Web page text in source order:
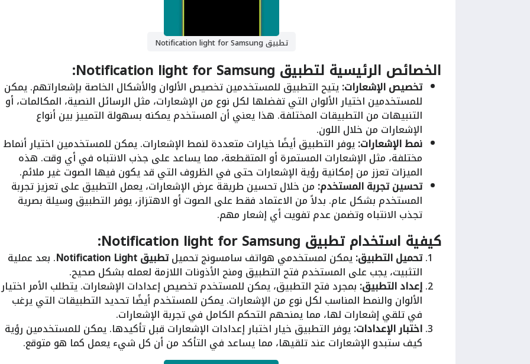
تطبيق Notification light for Samsung
الخصائص الرئيسية لتطبيق Notification light for Samsung:
تخصيص الإشعارات:يتيح التطبيق للمستخدمين تخصيص الألوان والأشكال الخاصة بإشعاراتهم. يمكن
للمستخدمين اختيار الألوان التي تفضلها لكل نوع من الإشعارات، مثل الرسائل النصية، المكالمات، أو
التنبيهات من التطبيقات المختلفة. هذا يعني أن المستخدم يمكنه بسهولة التمييز بين أنواع
الإشعارات من خلال اللون.
نمط الإشعارات:يوفر التطبيق أيضًا خيارات متعددة لنمط الإشعارات. يمكن للمستخدمين اختيار أنماط
مختلفة، مثل الإشعارات المستمرة أو المتقطعة، مما يساعد على جذب الانتباه في أي وقت. هذه
الميزات تعزز من إمكانية رؤية الإشعارات حتى في الظروف التي قد يكون فيها الصوت غير ملائم.
تحسين تجربة المستخدم: من خلال تحسين طريقة عرض الإشعارات، يعمل التطبيق على تعزيز تجربة
المستخدم بشكل عام. بدلاً من الاعتماد فقط على الصوت أو الاهتزاز، يوفر التطبيق وسيلة بصرية
تجذب الانتباه وتضمن عدم تفويت أي إشعار مهم.
كيفية استخدام تطبيق Notification light for Samsung:
تحميل التطبيق:يمكن لمستخدمي هواتف سامسونج تحميلتطبيق Notification Light . بعد عملية
التثبيت، يجب على المستخدم فتح التطبيق ومنح الأذونات اللازمة لعمله بشكل صحيح.
إعداد التطبيق: بمجرد فتح التطبيق، يمكن للمستخدم تخصيص إعدادات الإشعارات. يتطلب الأمر اختيار
الألوان والنمط المناسب لكل نوع من الإشعارات. يمكن للمستخدم أيضًا تحديد التطبيقات التي يرغب
في تلقي إشعارات لها، مما يمنحهم التحكم الكامل في تجربة الإشعارات.
اختبار الإعدادات:يوفر التطبيق خيار اختبار إعدادات الإشعارات قبل تأكيدها. يمكن للمستخدمين رؤية
كيف ستبدو الإشعارات عند تلقيها، مما يساعد في التأكد من أن كل شيء يعمل كما هو متوقع.